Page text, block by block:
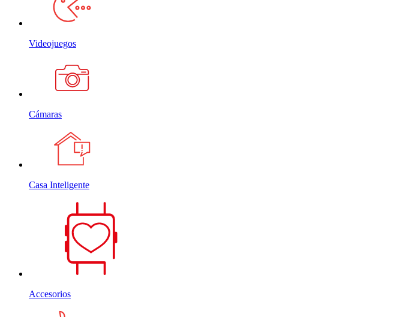
Videojuegos
Cámaras
Casa Inteligente
Accesorios